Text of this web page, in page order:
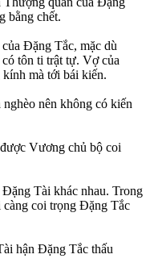
bằng chết.
Đặng Tắc, mặc dù
tôn ti trật tự. Vợ của
mà tới bái kiến.
nên không có kiến
Vương chủ bộ coi
Tài khác nhau. Trong
coi trọng Đặng Tắc
hận Đặng Tắc thấu